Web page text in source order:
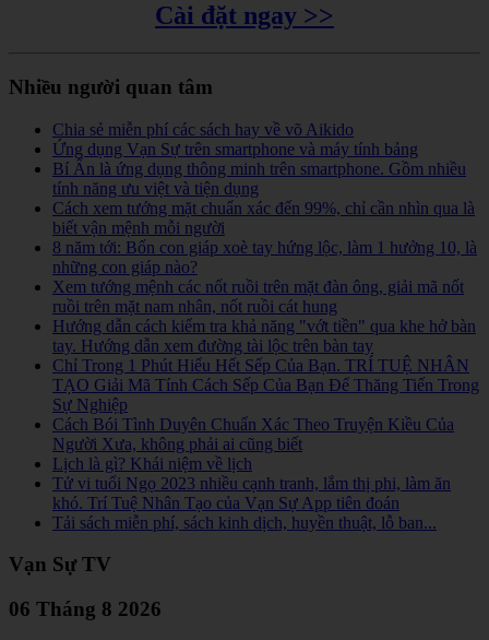
Cài đặt ngay >>
Nhiều người quan tâm
Chia sẻ miễn phí các sách hay về võ Aikido
Ứng dụng Vạn Sự trên smartphone và máy tính bảng
Bí Ẩn là ứng dụng thông minh trên smartphone. Gồm nhiều
tính năng ưu việt và tiện dụng
Cách xem tướng mặt chuẩn xác đến 99%, chỉ cần nhìn qua là
biết vận mệnh mỗi người
8 năm tới: Bốn con giáp xoè tay hứng lộc, làm 1 hưởng 10, là
những con giáp nào?
Xem tướng mệnh các nốt ruồi trên mặt đàn ông, giải mã nốt
ruồi trên mặt nam nhân, nốt ruồi cát hung
Hướng dẫn cách kiểm tra khả năng "vớt tiền" qua khe hở bàn
tay. Hướng dẫn xem đường tài lộc trên bàn tay
Chỉ Trong 1 Phút Hiểu Hết Sếp Của Bạn. TRÍ TUỆ NHÂN
TẠO Giải Mã Tính Cách Sếp Của Bạn Để Thăng Tiến Trong
Sự Nghiệp
Cách Bói Tình Duyên Chuẩn Xác Theo Truyện Kiều Của
Người Xưa, không phải ai cũng biết
Lịch là gì? Khái niệm về lịch
Tử vi tuổi Ngọ 2023 nhiều cạnh tranh, lắm thị phi, làm ăn
khó. Trí Tuệ Nhân Tạo của Vạn Sự App tiên đoán
Tải sách miễn phí, sách kinh dịch, huyền thuật, lỗ ban...
Vạn Sự TV
06 Tháng 8 2026